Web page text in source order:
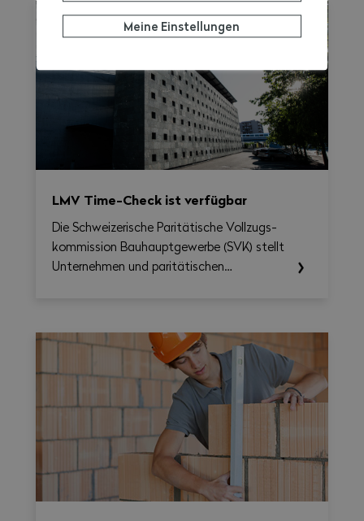
LMV Time-Check ist verfügbar
Die Schweizerische Paritätische Vollzugs­
kommission Bau­haupt­gewerbe (SVK) stellt
Unternehmen und paritätischen
Gesamtarbeitsvertrags 2026–2031
erleichtern soll. Damit lassen sich
Arbeitszeit, Überstunden, Reisezeit und
allfällige Zuschläge auf Wochenbasis
berechnen und gleichzeitig eine
übersichtliche, als PDF exportierbare
Zusammenfassung erstellen.
Meine Einstellungen